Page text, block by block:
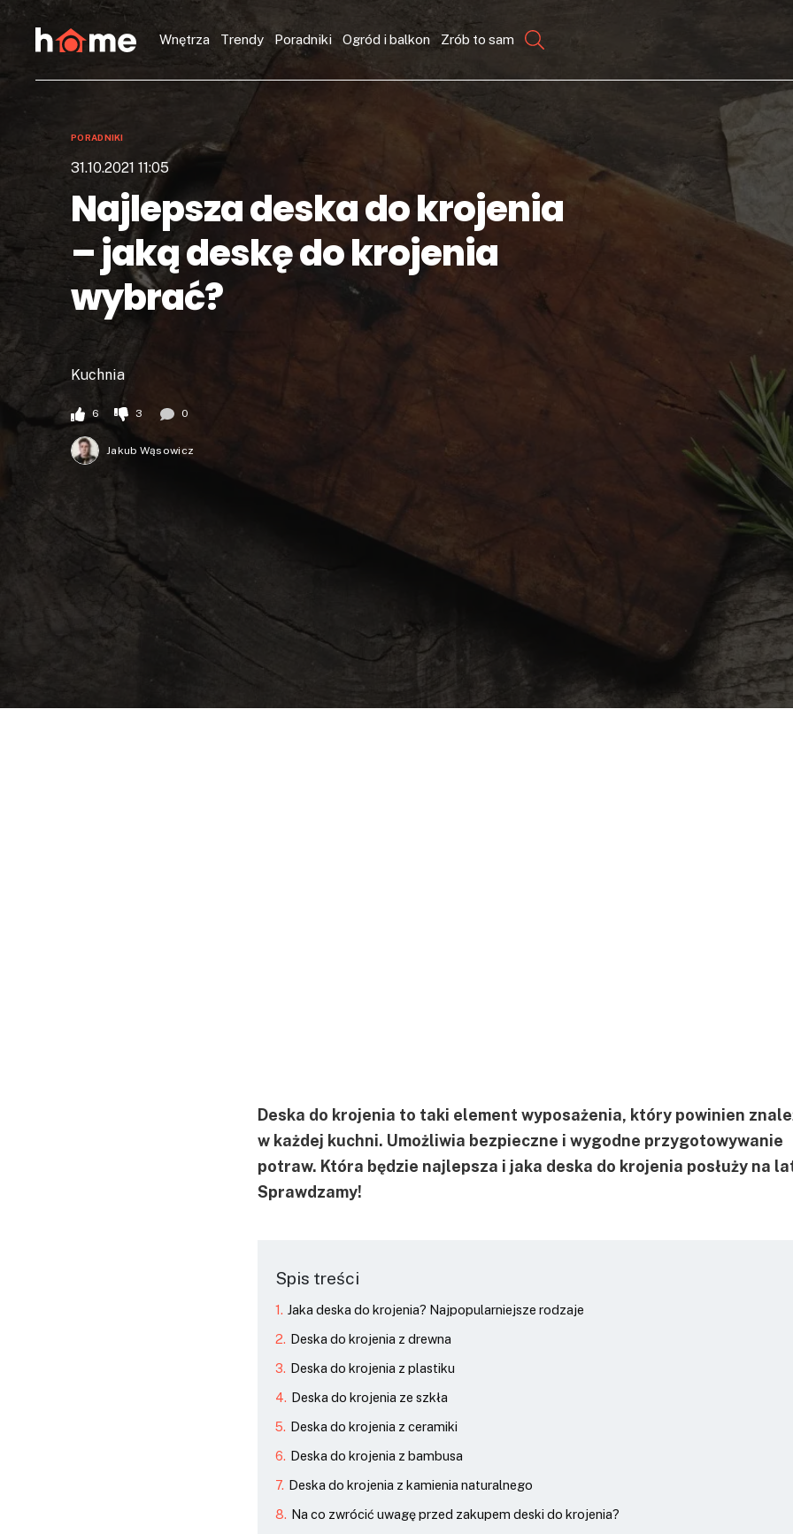
Wnętrza Trendy Poradniki Ogród i balkon Zrób to sam
PORADNIKI
31.10.2021 11:05
Najlepsza deska do krojenia
– jaką deskę do krojenia
wybrać?
Kuchnia
6 3 0
Jakub Wąsowicz
Deska do krojenia to taki element wyposażenia, który powinien
w każdej kuchni. Umożliwia bezpieczne i wygodne przygotowywanie
potraw. Która będzie najlepsza i jaka deska do krojenia posłuży na
Sprawdzamy!
Spis treści
Jaka deska do krojenia? Najpopularniejsze rodzaje
Deska do krojenia z drewna
Deska do krojenia z plastiku
Deska do krojenia ze szkła
Deska do krojenia z ceramiki
Deska do krojenia z bambusa
Deska do krojenia z kamienia naturalnego
Na co zwrócić uwagę przed zakupem deski do krojenia?